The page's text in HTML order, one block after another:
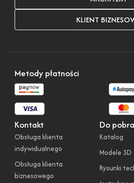
KLIENT
Kontakt
Obsługa klienta
indywidualnego
Obsługa klienta
biznesowego
Do
Katalog
Modele 3D
Rysunki
Metody płatności